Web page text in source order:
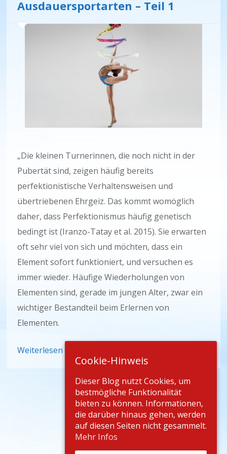
Ausdauersportarten – Teil 1
„Die kleinen Turnerinnen, die noch nicht in der
Pubertät sind, zeigen häufig bereits
perfektionistische Verhaltensweisen und
übertriebenen Ehrgeiz. Das kommt womöglich
daher, dass Perfektionismus häufig genetisch
bedingt ist (Iranzo-Tatay et al. 2015). Sie erwarten
oft sehr viel von sich und möchten, dass ein
Element sofort funktioniert, und versuchen es
immer wieder. Häufige Wiederholungen von
Elementen sind, gerade im jungen Alter, zwar ein
wichtiger Bestandteil beim Erlernen von
Elementen.
Weiterlesen
Cookie-Hinweis
Dieser Blog nutzt Cookies, um
bestmögliche Funktionalität
bieten zu können. Informationen,
die darüber hinaus gehen, werden
auf diesen Seiten nicht gesammelt.
Mehr Infos